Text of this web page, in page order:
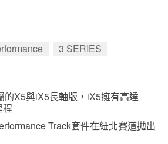
3 SERIES
的X5與iX5長軸版，iX5擁有高達
程
Track套件在紐北賽道拋出